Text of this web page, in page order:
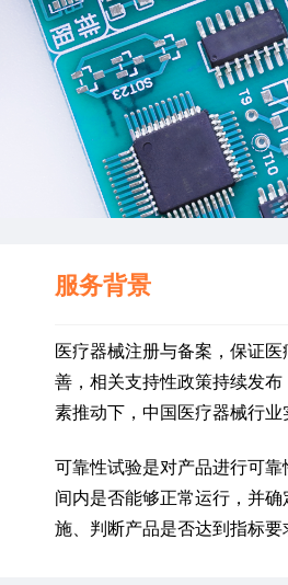
服务背景
医疗器械注册与备案，保证
善，相关支持性政策持续发
素推动下，中国医疗器械行
可靠性试验是对产品进行可
间内是否能够正常运行，并
施、判断产品是否达到指标要